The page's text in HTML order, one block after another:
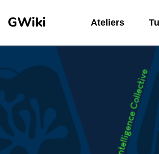
GWiki Ateliers